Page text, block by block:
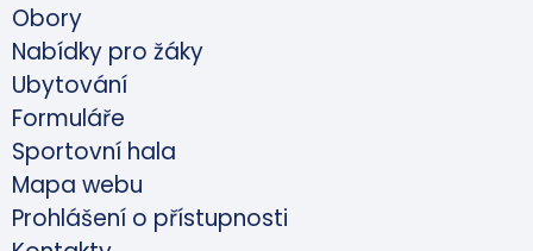
Obory
Nabídky pro žáky
Ubytování
Formuláře
Sportovní hala
Mapa webu
Prohlášení o přístupnosti